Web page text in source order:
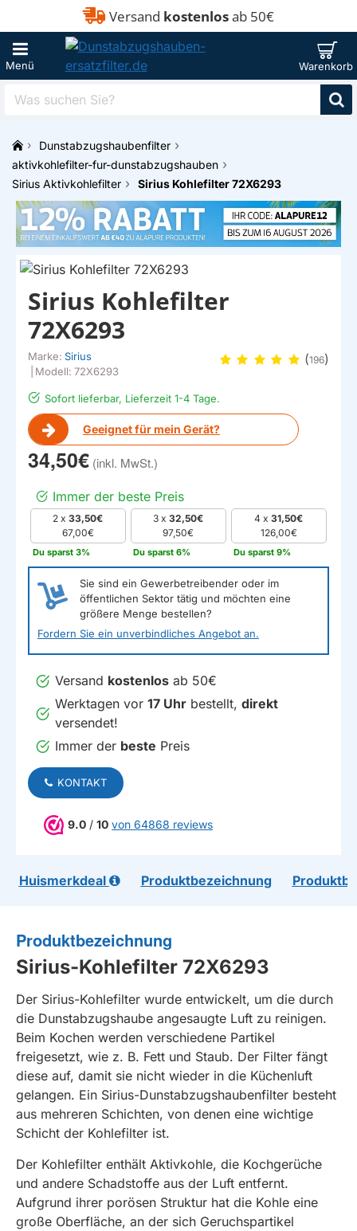
Versand kostenlosab 50€
Was
m
e
Dunstabzugshaubenfilter
aktivkohlefilter-fur-dunstabzugshauben
Sirius Aktivkohlefilter
Sirius Kohlefilter 72X6293
Sofort lieferbar, Lieferzeit 1-4 Tage.
Geeignet für mein Gerät?
Sirius Kohlefilter
72X6293
Marke: Sirius
Modell: 72X6293
(196)
34,50€
Immer der beste Preis
2 x33,50€
67,00€
Du sparst 3%
3 x32,50€
97,50€
Du sparst 6%
4 x31,50€
126,00€
Du sparst 9%
Sie sind ein Gewerbetreibender oder im
öffentlichen Sektor tätig und möchten eine
größere Menge bestellen?
Fordern Sie ein unverbindliches Angebot an.
Versand kostenlos ab 50€
Werktagen vor 17 Uhr bestellt, direkt
versendet!
Immer der beste Preis
KONTAKT
9.0 / 10 von 64868 reviews
Huismerkdeal Produktbezeichnung
Produktbezeichnung
Sirius-Kohlefilter 72X6293
Der Sirius-Kohlefilter wurde entwickelt, um die durch
die Dunstabzugshaube angesaugte Luft zu reinigen.
Beim Kochen werden verschiedene Partikel
freigesetzt, wie z. B. Fett und Staub. Der Filter fängt
diese auf, damit sie nicht wieder in die Küchenluft
gelangen. Ein Sirius-Dunstabzugshaubenfilter besteht
aus mehreren Schichten, von denen eine wichtige
Schicht der Kohlefilter ist.
Der Kohlefilter enthält Aktivkohle, die Kochgerüche
und andere Schadstoffe aus der Luft entfernt.
Aufgrund ihrer porösen Struktur hat die Kohle eine
große Oberfläche, an der sich Geruchspartikel